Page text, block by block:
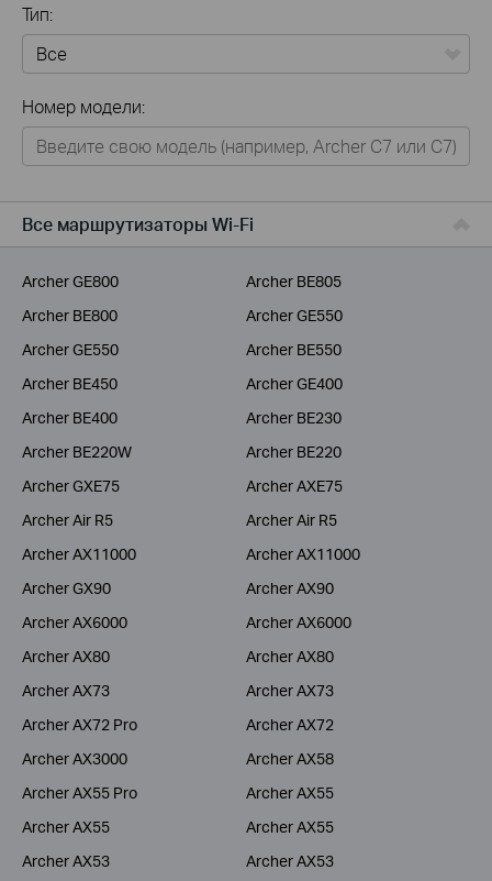
Тип:
Для дома
Умный дом
Для операторов связи
Номер модели:
Все маршрутизаторы Wi-Fi
Archer GE800
Archer BE805
Archer BE800
Archer GE550
Archer GE550
Archer BE550
Archer BE450
Archer GE400
Archer BE400
Archer BE230
Archer BE220W
Archer BE220
Archer GXE75
Archer AXE75
Archer Air R5
Archer Air R5
Archer AX11000
Archer AX11000
Archer GX90
Archer AX90
Archer AX6000
Archer AX6000
Archer AX80
Archer AX80
Archer AX73
Archer AX73
Archer AX72 Pro
Archer AX72
Archer AX3000
Archer AX58
Archer AX55 Pro
Archer AX55
Archer AX55
Archer AX55
Archer AX53
Archer AX53